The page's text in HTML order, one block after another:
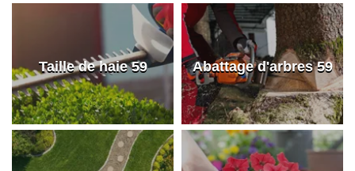
Taille de haie 59 Abattage d'arbres 59